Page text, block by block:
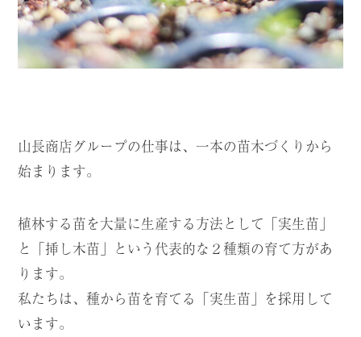
山長商店グループの仕事は、一本の苗木づくりから
始まります。
植林する苗を大量に生産する方法として「実生苗」
と「挿し木苗」という代表的な２種類の育て方があ
ります。
私たちは、種から苗を育てる「実生苗」を採用して
います。